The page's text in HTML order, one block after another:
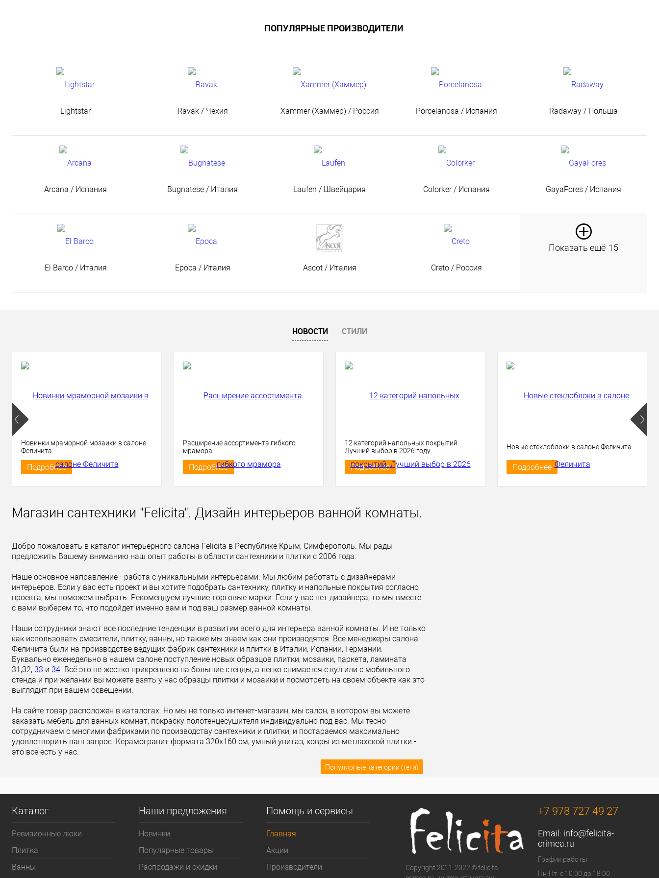
ПОПУЛЯРНЫЕ ПРОИЗВОДИТЕЛИ
Lightstar Ravak / Чехия Xammer (Хаммер) / Россия Porcelanosa / Испания Radaway / Польша
Arcana / Испания Bugnatese / Италия Laufen / Швейцария Colorker/ Испания GayaFores / Испания
El Barco / Италия Epoca / Италия Ascot / Италия Creto / Россия
Показать ещё 15
НОВОСТИ СТИЛИ
Новинки мраморной мозаики в салоне
Феличита
Подробнее
Расширение ассортимента гибкого
мрамора
Подробнее
12 категорий напольных покрытий.
Лучший выбор в 2026 году
Подробнее
Новые стеклоблоки в салоне Феличита
Подробнее
Магазин сантехники "Felicita". Дизайн интерьеров ванной комнаты.
Добро пожаловать в каталог интерьерного салона Felicita в Республике Крым, Симферополь. Мы рады
предложить Вашему вниманию наш опыт работы в области сантехники и плитки с 2006 года.
Наше основное направление - работа с уникальными интерьерами. Мы любим работать с дизайнерами
интерьеров. Если у вас есть проект и вы хотите подобрать сантехнику, плитку и напольные покрытия согласно
проекта, мы поможем выбрать. Рекомендуем лучшие торговые марки. Если у вас нет дизайнера, то мы вместе
с вами выберем то, что подойдет именно вам и под ваш размер ванной комнаты.
Наши сотрудники знают все последние тенденции в развитии всего для интерьера ванной комнаты. И не только
как использовать смесители, плитку, ванны, но также мы знаем как они производятся. Все менеджеры салона
Феличита были на производстве ведущих фабрик сантехники и плитки в Италии, Испании, Германии.
Буквально еженедельно в нашем салоне поступление новых образцов плитки, мозаики, паркета, ламината
31,32, 33 и 34. Всё это не жестко прикреплено на большие стенды, а легко снимается с кул или с мобильного
стенда и при желании вы можете взять у нас образцы плитки и мозаики и посмотреть на своем объекте как это
выглядит при вашем освещении.
На сайте товар расположен в каталогах. Но мы не только интенет-магазин, мы салон, в котором вы можете
заказать мебель для ванных комнат, покраску полотенцесушителя индивидуально под вас. Мы тесно
сотрудничаем с многими фабриками по производству сантехники и плитки, и постараемся максимально
удовлетворить ваш запрос. Керамогранит формата 320х160 см, умный унитаз, ковры из метлахской плитки -
это всё есть у нас.
Популярные категории (теги)
Каталог
Ревизионные люки
Плитка
Bанны
Наши предложения
Новинки
Популярные товары
Распродажи и скидки
Помощь и сервисы
Главная
Акции
Производители
Copyright 2011-2022 © felicita-
+7 978 727 49 27
Email: info@felicita-
crimea.ru
График работы
Пн-Пт: с 10:00 до 18:00